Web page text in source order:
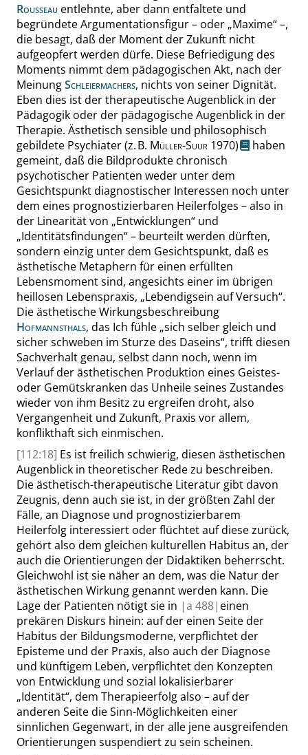
Rousseau entlehnte, aber dann entfaltete und
begründete Argumentationsfigur – oder „Maxime“–,
die besagt, daß der Moment der Zukunft nicht
aufgeopfert werden dürfe. Diese Befriedigung des
Moments nimmt dem pädagogischen Akt, nach der
MeinungSchleiermachers, nichts von seiner Dignität.
Eben dies ist der therapeutische Augenblick in der
Pädagogik oder der pädagogische Augenblick in der
Therapie. Ästhetisch sensible und philosophisch
gebildete Psychiater(z. B. Müller-Suur 1970)
haben
gemeint, daß die Bildprodukte chronisch
psychotischer Patienten weder unter dem
Gesichtspunkt diagnostischer Interessen noch unter
dem eines prognostizierbaren Heilerfolges – also in
der Linearität von „Entwicklungen“ und
„Identitätsfindungen“– beurteilt werden dürften,
sondern einzig unter dem Gesichtspunkt, daß es
ästhetische Metaphern für einen erfüllten
Lebensmoment sind, angesichts einer im übrigen
heillosen Lebenspraxis, „Lebendigsein auf Versuch“.
Die ästhetische Wirkungsbeschreibung
Hofmannsthals, das Ich fühle „sich selber gleich und
sicher schweben im Sturze des Daseins“, trifft diesen
Sachverhalt genau, selbst dann noch, wenn im
Verlauf der ästhetischen Produktion eines Geistes-
oder Gemütskranken das Unheile seines Zustandes
wieder von ihm Besitz zu ergreifen droht, also
Vergangenheit und Zukunft, Praxis vor allem,
konflikthaft sich einmischen.
[112:18] Es ist freilich schwierig, diesen ästhetischen
Augenblick in theoretischer Rede zu beschreiben.
Die ästhetisch-therapeutische Literatur gibt davon
Zeugnis, denn auch sie ist, in der größten Zahl der
Fälle, an Diagnose und prognostizierbarem
Heilerfolg interessiert oder flüchtet auf diese zurück,
gehört also dem gleichen kulturellen Habitus an, der
auch die Orientierungen der Didaktiken beherrscht.
Gleichwohl ist sie näher an dem, was die Natur der
ästhetischen Wirkung genannt werden kann. Die
Lage der Patienten nötigt sie in |a 488| einen
prekären Diskurs hinein: auf der einen Seite der
Habitus der Bildungsmoderne, verpflichtet der
Episteme und der Praxis, also auch der Diagnose
und künftigem Leben, verpflichtet den Konzepten
von Entwicklung und sozial lokalisierbarer
„Identität“, dem Therapieerfolg also – auf der
anderen Seite die Sinn-Möglichkeiten einer
sinnlichen Gegenwart, in der alle jene ausgreifenden
Orientierungen suspendiert zu sein scheinen.